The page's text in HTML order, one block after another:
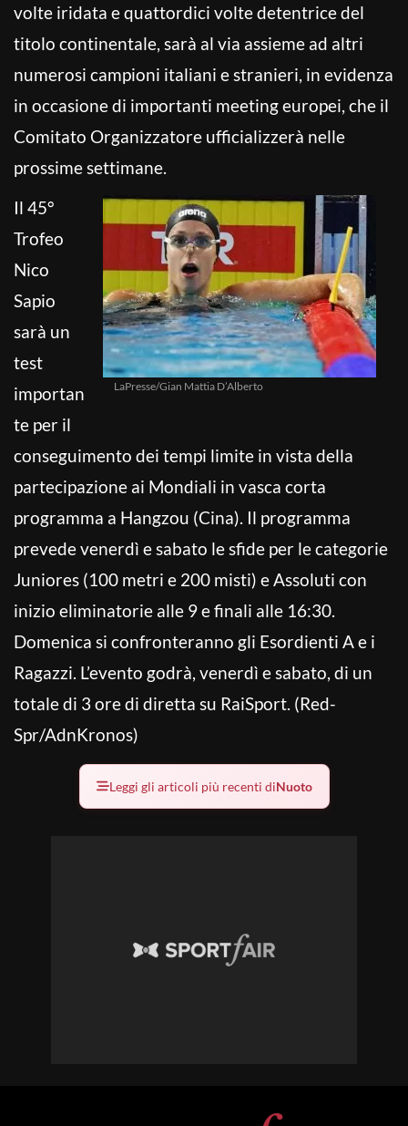
volte iridata e quattordici volte detentrice del
titolo continentale, sarà al via assieme ad altri
numerosi campioni italiani e stranieri, in evidenza
in occasione di importanti meeting europei, che il
Comitato Organizzatore ufficializzerà nelle
prossime settimane.
LaPresse/Gian Mattia D’Alberto
Il 45°
Trofeo
Nico
Sapio
sarà un
test
importan
te per il
conseguimento dei tempi limite in vista della
partecipazione ai Mondiali in vasca corta
programma a Hangzou (Cina). Il programma
prevede venerdì e sabato le sfide per le categorie
Juniores (100 metri e 200 misti) e Assoluti con
inizio eliminatorie alle 9 e finali alle 16:30.
Domenica si confronteranno gli Esordienti A e i
Ragazzi. L’evento godrà, venerdì e sabato, di un
totale di 3 ore di diretta su RaiSport. (Red-
Spr/AdnKronos)
Leggi gli articoli più recenti diNuoto